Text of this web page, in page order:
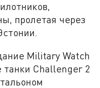
пролетая через
Military Watch
Challenger 2